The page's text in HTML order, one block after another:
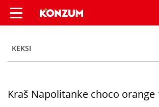
Kraš Napolitanke choco
KEKSI
Kraš Napolitanke choco orange